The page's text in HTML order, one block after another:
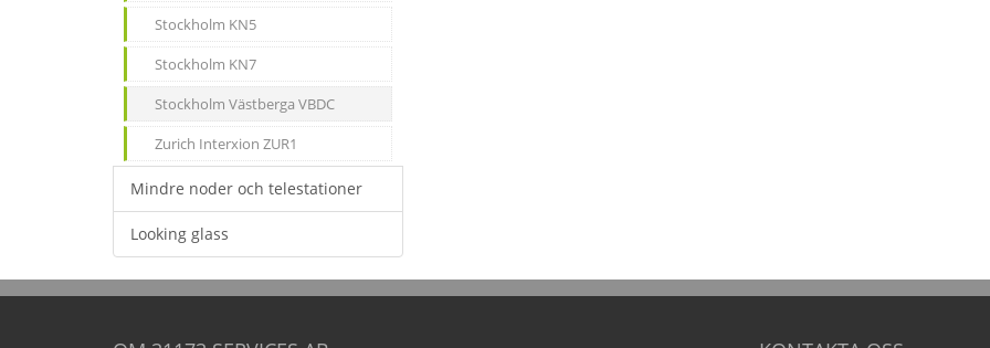
Stockholm KN5
Stockholm KN7
Stockholm Västberga VBDC
Zurich Interxion ZUR1
Mindre noder och telestationer
Looking glass